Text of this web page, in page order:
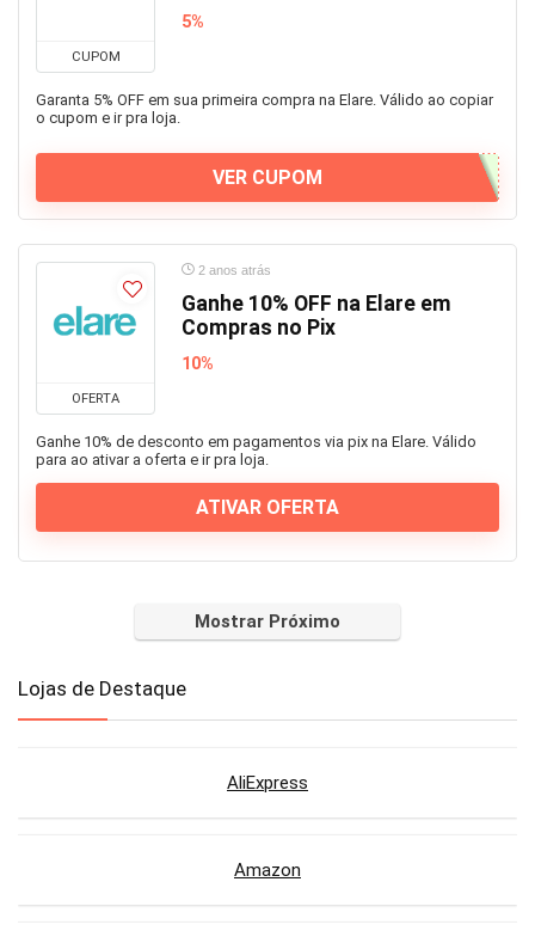
CUPOM
5%
Garanta 5% OFF em sua primeira compra na Elare. Válido ao copiar
o cupom e ir pra loja.
VER CUPOM
OFERTA
2 anos atrás
Ganhe 10% OFF na Elare em
Compras no Pix
10%
Ganhe 10% de desconto em pagamentos via pix na Elare. Válido
para ao ativar a oferta e ir pra loja.
ATIVAR OFERTA
Mostrar Próximo
Lojas de Destaque
AliExpress
Amazon